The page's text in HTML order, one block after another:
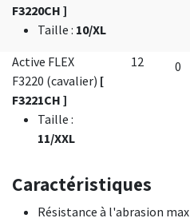
F3220CH ]
Taille : 10/XL
Active FLEX
F3220 (cavalier) [
F3221CH ]
Taille :
11/XXL
12
Caractéristiques
Résistance à l'abrasion